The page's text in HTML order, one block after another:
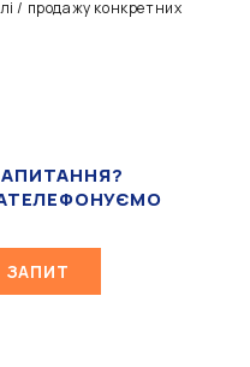
/ продажу конкретних